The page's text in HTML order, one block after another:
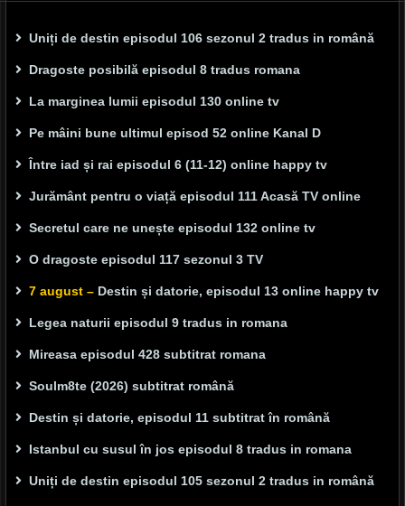
Uniți de destin episodul 106 sezonul 2 tradus in română
Dragoste posibilă episodul 8 tradus romana
La marginea lumii episodul 130 online tv
Pe mâini bune ultimul episod 52 online Kanal D
Între iad și rai episodul 6 (11-12) online happy tv
Jurământ pentru o viață episodul 111 Acasă TV online
Secretul care ne unește episodul 132 online tv
O dragoste episodul 117 sezonul 3 TV
7 august – Destin și datorie, episodul 13 online happy tv
Legea naturii episodul 9 tradus in romana
Mireasa episodul 428 subtitrat romana
Soulm8te (2026) subtitrat română
Destin și datorie, episodul 11 subtitrat în română
Istanbul cu susul în jos episodul 8 tradus in romana
Uniți de destin episodul 105 sezonul 2 tradus in română